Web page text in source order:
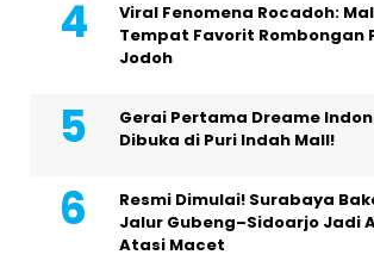
Viral Fenomena Rocadoh:
Tempat Favorit Rombongan
Jodoh
Gerai Pertama Dreame
Dibuka di Puri Indah Mall!
Resmi Dimulai! Surabaya
Jalur Gubeng–Sidoarjo Jadi
Atasi Macet